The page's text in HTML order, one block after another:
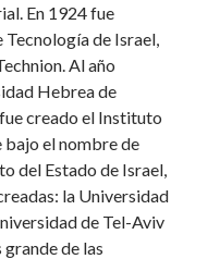
En 1924 fue
de Israel,
Al año
Hebrea de
creado el Instituto
bajo el nombre de
del Estado de Israel,
la Universidad
de Tel-Aviv
de las